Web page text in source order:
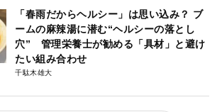
「春雨だからヘルシー」は思い込み？ ブ
ームの麻辣湯に潜む“ヘルシーの落とし
穴” 管理栄養士が勧める「具材」と避け
たい組み合わせ
千駄木雄大